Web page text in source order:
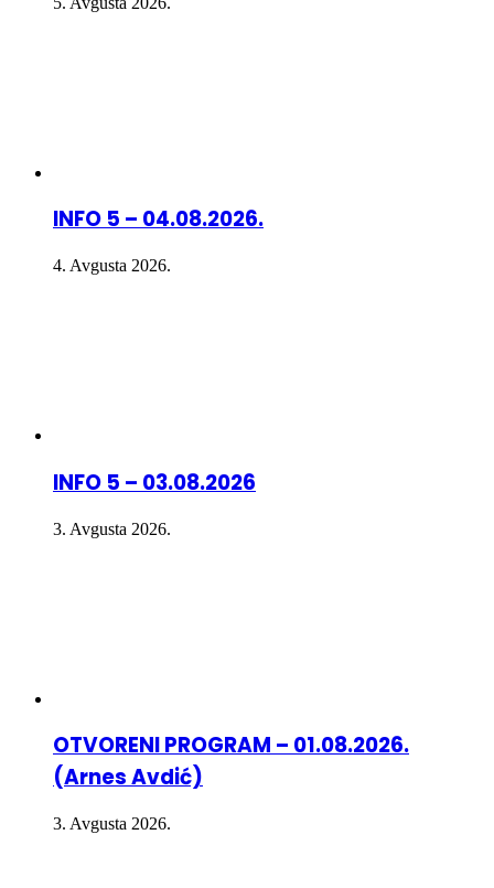
INFO 5 – 04.08.2026.
4. Avgusta 2026.
INFO 5 – 03.08.2026
3. Avgusta 2026.
OTVORENI PROGRAM – 01.08.2026.
(Arnes Avdić)
3. Avgusta 2026.